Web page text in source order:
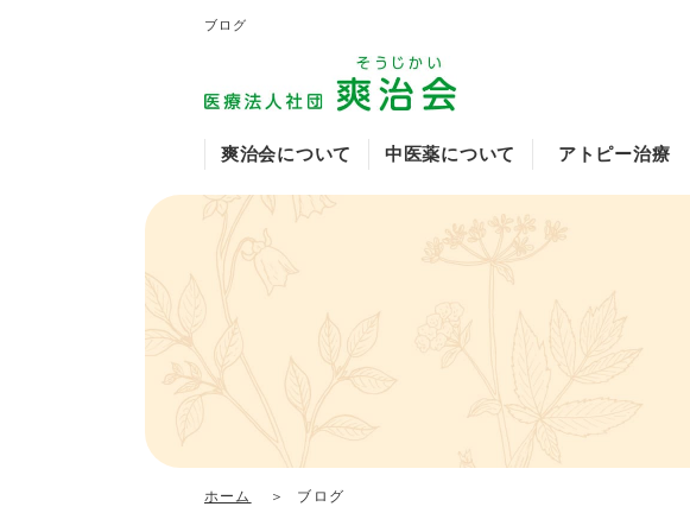
ブログ
爽治会について
爽治会の特徴や魅力
中医薬について
中医薬について
アトピー治療
アトピーについて
乾癬・掌蹠膿疱症・膠原病
糖尿病外来（国沢内科医院のみ）
イワサキクリニック大阪
ホーム ブログ